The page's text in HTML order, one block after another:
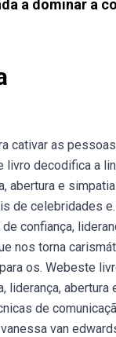
a dominar a
cativar as
decodifica a
abertura e
de celebridades
confiança,
nos torna
os. Webeste
de
van